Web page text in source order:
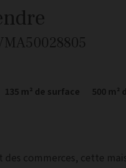
135 m² de surface 500 m²
commerces, cette